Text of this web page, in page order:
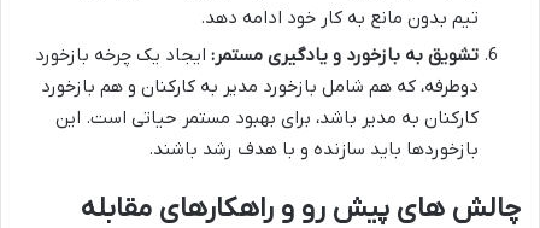
تیم بدون مانع به کار خود ادامه دهد.
تشویق به بازخورد و یادگیری مستمر: ایجاد یک چرخه بازخورد
دوطرفه، که هم شامل بازخورد مدیر به کارکنان و هم بازخورد
کارکنان به مدیر باشد، برای بهبود مستمر حیاتی است. این
بازخوردها باید سازنده و با هدف رشد باشند.
چالش های پیش رو و راهکارهای مقابله